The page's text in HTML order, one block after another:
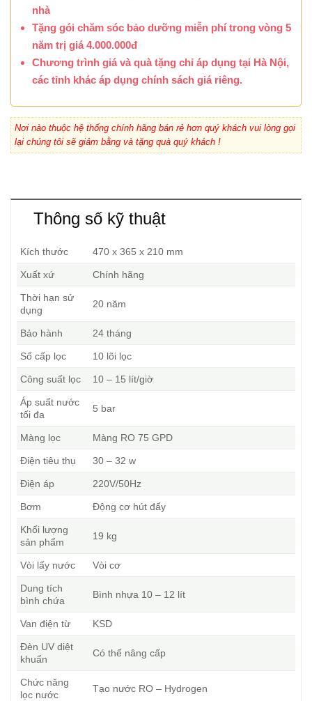
nhà
Tặng gói chăm sóc bảo dưỡng miễn phí trong vòng 5
năm trị giá 4.000.000đ
Chương trình giá và quà tặng chỉ áp dụng tại Hà Nội,
các tỉnh khác áp dụng chính sách giá riêng.
Nơi nào thuộc hệ thống chính hãng bán rẻ hơn quý khách vui lòng gọi
lại chúng tôi sẽ giảm bằng và tặng quà quý khách !
Thông số kỹ thuật
Kích thước 470 x 365 x 210 mm
Xuất xứ Chính hãng
Thời hạn sử
dụng
20 năm
Bảo hành 24 tháng
Số cấp lọc 10 lõi lọc
Công suất lọc 10 – 15 lít/giờ
Áp suất nước
tối đa
5 bar
Màng lọc Màng RO 75 GPD
Điện tiêu thụ 30 – 32 w
Điện áp 220V/50Hz
Bơm Động cơ hút đẩy
Khối lượng
sản phẩm
19 kg
Vòi lấy nước Vòi cơ
Dung tích
bình chứa
Bình nhựa 10 – 12 lít
Van điện từ KSD
Đèn UV diệt
khuẩn
Có thể nâng cấp
Chức năng
lọc nước
Tạo nước RO – Hydrogen